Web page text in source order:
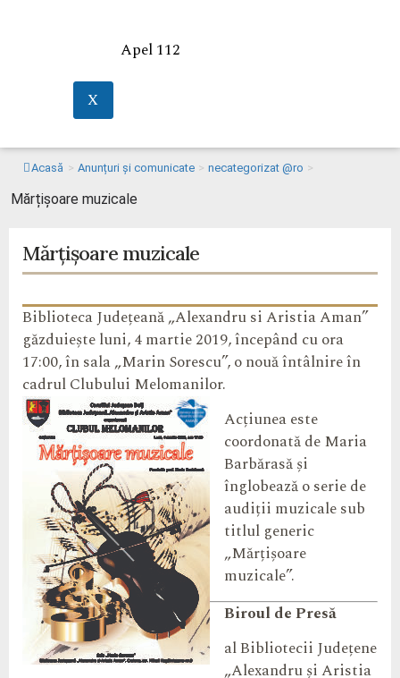
Apel 112
X
Acasă > Anunțuri și comunicate > necategorizat @ro >
Mărțișoare muzicale
Mărțișoare muzicale
Biblioteca Județeană „Alexandru si Aristia Aman”
găzduiește luni, 4 martie 2019, începând cu ora
17:00, în sala „Marin Sorescu”, o nouă întâlnire în
cadrul Clubului Melomanilor.
Acțiunea este
coordonată de Maria
Barbărasă și
înglobează o serie de
audiții muzicale sub
titlul generic
„Mărțișoare
muzicale”.
Biroul de Presă
al Bibliotecii Județene
„Alexandru și Aristia